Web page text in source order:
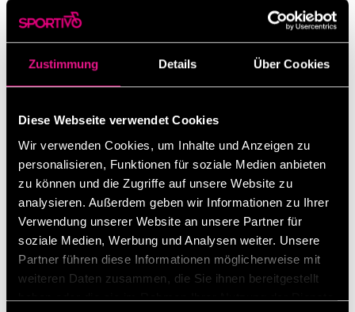
Zustimmung Details Über Cookies
Diese Webseite verwendet Cookies
Wir verwenden Cookies, um Inhalte und Anzeigen zu
personalisieren, Funktionen für soziale Medien anbieten
zu können und die Zugriffe auf unsere Website zu
analysieren. Außerdem geben wir Informationen zu Ihrer
Verwendung unserer Website an unsere Partner für
soziale Medien, Werbung und Analysen weiter. Unsere
Partner führen diese Informationen möglicherweise mit
weiteren Daten zusammen, die Sie ihnen bereitgestellt
haben oder die sie im Rahmen Ihrer Nutzung der Dienste
natürlich höchste Vertraulichkeit Deiner
Bewerbung zu.
– Telefoninterviews gerne auch nach Feierabend
oder am Wochenende
Sylvia und David Ringeisen
Tel. 07031873193
E-Mail: geschaeftsleitung@sportivo-bikes.de
Unternehmensbeschreibung:
SPORTIVO oHG ist mehr als nur ein Fahrradladen!
Wir sind die erste Anlaufstelle für Radbegeisterte
in Sindelfingen und Umgebung. Mit einem breiten
Sortiment an hochwertigen Fahrrädern, E-Bikes